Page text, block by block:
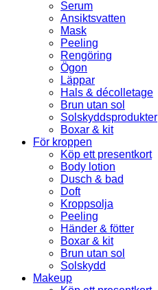
Serum
Ansiktsvatten
Mask
Peeling
Rengöring
Ögon
Läppar
Hals & décolletage
Brun utan sol
Solskyddsprodukter
Boxar & kit
För kroppen
Köp ett presentkort
Body lotion
Dusch & bad
Doft
Kroppsolja
Peeling
Händer & fötter
Boxar & kit
Brun utan sol
Solskydd
Makeup